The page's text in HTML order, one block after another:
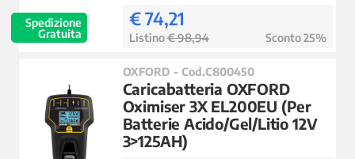
Spedizione
Gratuita
€ 74,21
Listino€ 98,94 Sconto 25%
OXFORD - Cod.C800450
Caricabatteria OXFORD
Oximiser 3X EL200EU (Per
Batterie Acido/Gel/Litio 12V
3>125AH)